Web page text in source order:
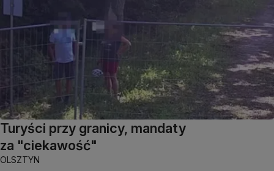
Turyści przy granicy, mandaty
za "ciekawość"
OLSZTYN